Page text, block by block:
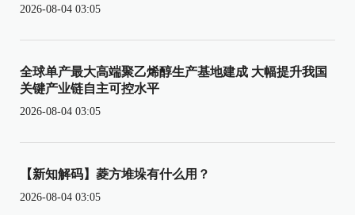
2026-08-04 03:05
全球单产最大高端聚乙烯醇生产基地建成 大幅提升我国
关键产业链自主可控水平
2026-08-04 03:05
【新知解码】菱方堆垛有什么用？
2026-08-04 03:05